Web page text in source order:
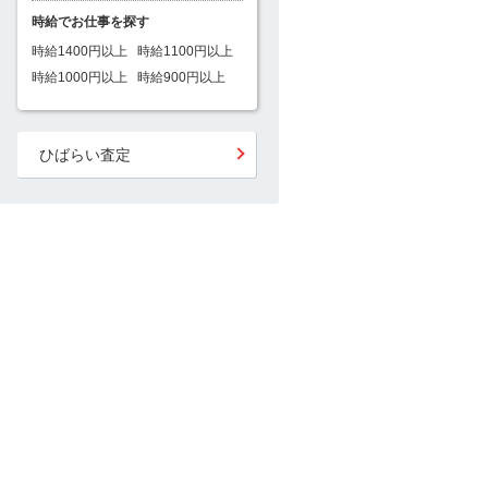
時給でお仕事を探す
時給1400円以上
時給1100円以上
時給1000円以上
時給900円以上
ひばらい査定